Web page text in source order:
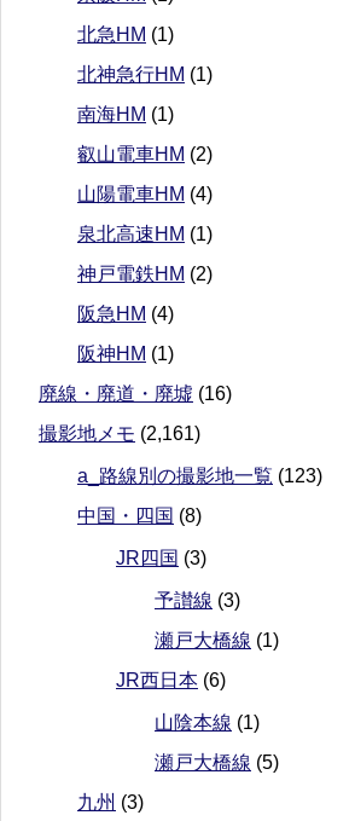
北急HM (1)
北神急行HM (1)
南海HM (1)
叡山電車HM (2)
山陽電車HM (4)
泉北高速HM (1)
神戸電鉄HM (2)
阪急HM (4)
阪神HM (1)
廃線・廃道・廃墟 (16)
撮影地メモ (2,161)
a_路線別の撮影地一覧 (123)
中国・四国 (8)
JR四国 (3)
予讃線 (3)
瀬戸大橋線 (1)
JR西日本 (6)
山陰本線 (1)
瀬戸大橋線 (5)
九州 (3)